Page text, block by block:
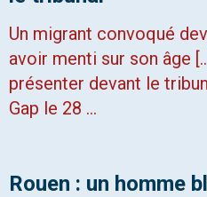
Un migrant convoqué
avoir menti sur son âge
présenter devant le
Gap le 28 …
Rouen : un homme